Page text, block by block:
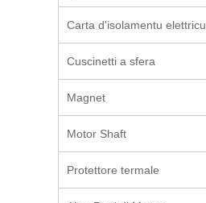
Carta d'isolamentu elettricu
Cuscinetti a sfera
Magnet
Motor Shaft
Protettore termale